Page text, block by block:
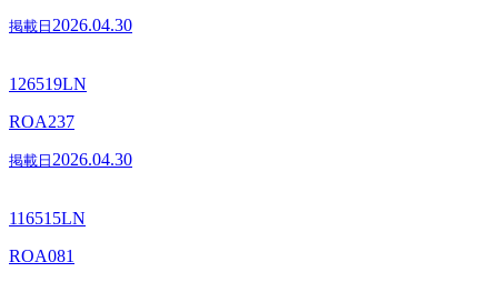
掲載日 2026.04.30
126519LN
ROA237
掲載日 2026.04.30
116515LN
ROA081